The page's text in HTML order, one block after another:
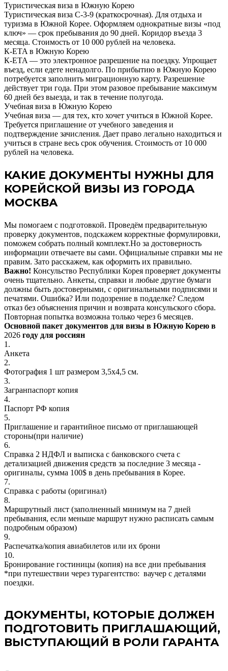
Туристическая виза в Южную Корею
Туристическая виза С-3-9 (краткосрочная). Для отдыха и
туризма в Южной Корее. Оформляем однократные визы «под
ключ» — срок пребывания до 90 дней. Коридор въезда 3
месяца. Стоимость от 10 000 рублей на человека.
К-ETA в Южную Корею
К-ETA — это электронное разрешение на поездку. Упрощает
въезд, если едете ненадолго. По прибытию в Южную Корею
потребуется заполнить миграционную карту. Разрешение
действует три года. При этом разовое пребывание максимум
60 дней без выезда, и так в течение полугода.
Учебная виза в Южную Корею
Учебная виза — для тех, кто хочет учиться в Южной Корее.
Требуется приглашение от учебного заведения и
подтверждение зачисления. Дает право легально находиться и
учиться в стране весь срок обучения. Стоимость от 10 000
рублей на человека.
КАКИЕ ДОКУМЕНТЫ НУЖНЫ ДЛЯ
КОРЕЙСКОЙ ВИЗЫ ИЗ ГОРОДА
МОСКВА
Мы помогаем с подготовкой. Проведём предварительную
проверку документов, подскажем корректные формулировки,
поможем собрать полный комплект.Но за достоверность
информации отвечаете вы сами. Официальные справки мы не
правим. Зато расскажем, как оформить их правильно.
Важно! Консульство Республики Корея проверяет документы
очень тщательно. Анкеты, справки и любые другие бумаги
должны быть достоверными, с оригинальными подписями и
печатями. Ошибка? Или подозрение в подделке? Следом
отказ без объяснения причин и возврата консульского сбора.
Повторная попытка возможна только через 6 месяцев.
Основной пакет документов для визы в Южную Корею в
2026 году для россиян
1.
Анкета
2.
Фотография 1 шт размером 3,5х4,5 см.
3.
Загранпаспорт копия
4.
Паспорт РФ копия
5.
Приглашение и гарантийное письмо от приглашающей
стороны(при наличие)
6.
Справка 2 НДФЛ и выписка с банковского счета с
детализацией движения средств за последние 3 месяца -
оригиналы, сумма 100$ в день пребывания в Корее.
7.
Справка с работы (оригинал)
8.
Маршрутный лист (заполненный минимум на 7 дней
пребывания, если меньше маршрут нужно расписать самым
подробным образом)
9.
Распечатка/копия авиабилетов или их брони
10.
Бронирование гостиницы (копия) на все дни пребывания
*при путешествии через турагентство: ваучер с деталями
поездки.
ДОКУМЕНТЫ, КОТОРЫЕ ДОЛЖЕН
ПОДГОТОВИТЬ ПРИГЛАШАЮЩИЙ,
ВЫСТУПАЮЩИЙ В РОЛИ ГАРАНТА